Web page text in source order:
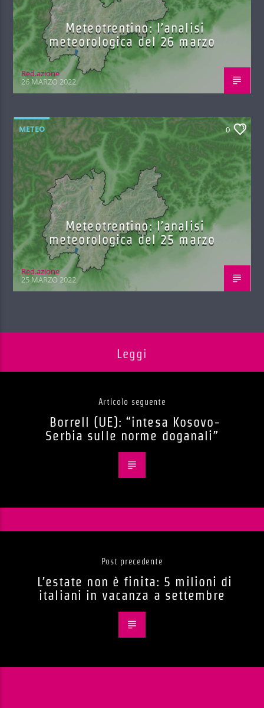
Meteotrentino: l’analisi
meteorologica del 26 marzo
Red.azione
26 MARZO 2022
METEO 0
Meteotrentino: l’analisi
meteorologica del 25 marzo
Red.azione
25 MARZO 2022
Leggi
Articolo seguente
Borrell (UE): “intesa Kosovo-
Serbia sulle norme doganali”
Post precedente
L’estate non è finita: 5 milioni di
italiani in vacanza a settembre